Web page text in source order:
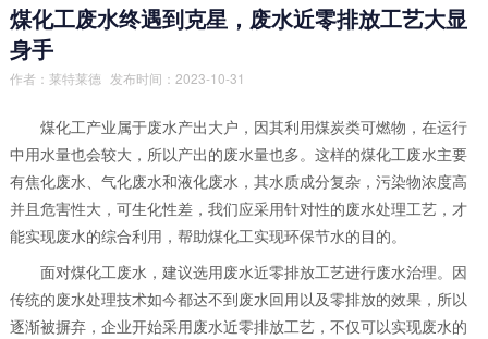
煤化工废水终遇到克星，废水近零排放工艺大显
身手
作者： 莱特莱德 发布时间：2023-10-31
煤化工产业属于废水产出大户，因其利用煤炭类可燃物，在运行
中用水量也会较大，所以产出的废水量也多。这样的煤化工废水主要
有焦化废水、气化废水和液化废水，其水质成分复杂，污染物浓度高
并且危害性大，可生化性差，我们应采用针对性的废水处理工艺，才
能实现废水的综合利用，帮助煤化工实现环保节水的目的。
面对煤化工废水，建议选用废水近零排放工艺进行废水治理。因
传统的废水处理技术如今都达不到废水回用以及零排放的效果，所以
逐渐被摒弃，企业开始采用废水近零排放工艺，不仅可以实现废水的